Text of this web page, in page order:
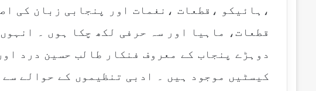
،ہائیکو ،قطعات ،نغمات اور پنجابی زبان کی
قطعات، ماہیا اور سہ حرفی لکھ چکا ہوں ۔
دوہڑے پنجاب کے معروف فنکار طالب حسین درد
کیسٹیں موجود ہیں ۔ ادبی تنظیموں کے حوالے